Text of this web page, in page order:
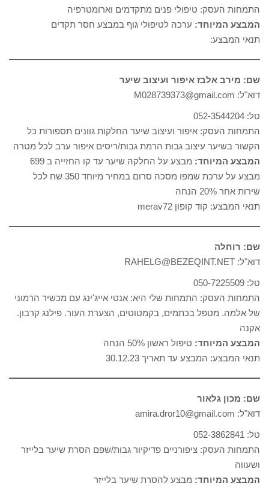
התמחות העסק: טיפולי פנים מתקדמים וארומטרפיה
המבצע המיוחד: ערכה לטיפולי גוף במבצע חסר תקדים
תנאי המבצע:
שם: מירב אלבז איפור ועיצוב שיער
דוא"ל: M028739373@gmail.com
טל: 052-3544204
התמחות העסק: איפור ועיצוב שיער החלקות גוונים תספורות כל
הקשור בשיער עיצוב גבות הרמת גבות/ריסים איפור ערב לכל מטרה
המבצע המיוחד:
מבצע על החלקה שיער עד קו החזייה ב 699
מבצע על ערכת שמפו מסכה סרום במחיר מיוחד 350 שח לכל
שירות אחר 20% הנחה
תנאי המבצע: קוד קופון merav72
שם: רוחלה
דוא"ל: RAHELG@BEZEQINT.NET
טל: 050-7225509
התמחות העסק: התמחות שלי היא: אנטי אייג'ינג עם מכשיר הרמוני
של אלמה. מטפל בכתמים, בקמטוטים, הצערת העור. פילנג קרבון.
אקנה
המבצע המיוחד: טיפול ראשון 50% הנחה
תנאי המבצע: המבצע עד תאריך 30.12.23
שם: מכון גלאור
דוא"ל: amira.dror10@gmail.com
טל: 052-3862841
התמחות העסק: ציפורניים פדיקיור גבות/שפם הסרת שיער בלייזר
ושעווה
המבצע המיוחד: מבצע להסרת שיער בלייזר